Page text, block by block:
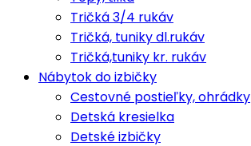
Tričká 3/4 rukáv
Tričká, tuniky dl.rukáv
Tričká,tuniky kr. rukáv
Nábytok do izbičky
Cestovné postieľky, ohrádky
Detská kresielka
Detské izbičky